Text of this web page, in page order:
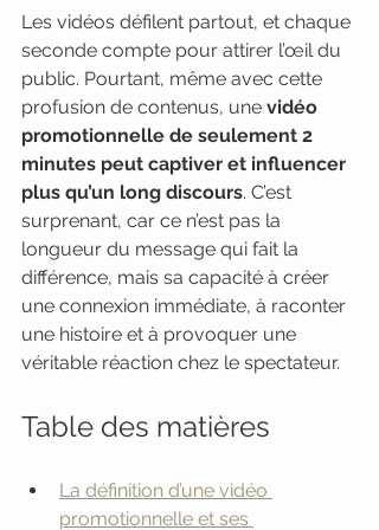
Les vidéos défilent partout, et chaque
seconde compte pour attirer l’œil du
public. Pourtant, même avec cette
profusion de contenus, une vidéo
promotionnelle de seulement 2
minutes peut captiver et influencer
plus qu’un long discours. C’est
surprenant, car ce n’est pas la
longueur du message qui fait la
différence, mais sa capacité à créer
une connexion immédiate, à raconter
une histoire et à provoquer une
véritable réaction chez le spectateur.
Table des matières
La définition d’une vidéo
promotionnelle et ses